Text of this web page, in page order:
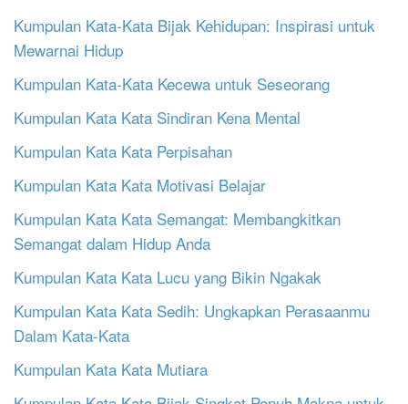
Kumpulan Kata-Kata Bijak Kehidupan: Inspirasi untuk
Mewarnai Hidup
Kumpulan Kata-Kata Kecewa untuk Seseorang
Kumpulan Kata Kata Sindiran Kena Mental
Kumpulan Kata Kata Perpisahan
Kumpulan Kata Kata Motivasi Belajar
Kumpulan Kata Kata Semangat: Membangkitkan
Semangat dalam Hidup Anda
Kumpulan Kata Kata Lucu yang Bikin Ngakak
Kumpulan Kata Kata Sedih: Ungkapkan Perasaanmu
Dalam Kata-Kata
Kumpulan Kata Kata Mutiara